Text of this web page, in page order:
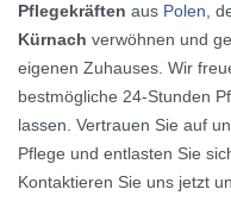
Pflegekräften aus Polen,
Kürnach verwöhnen und
eigenen Zuhauses. Wir
bestmögliche 24-Stunden
lassen. Vertrauen Sie auf
Pflege und entlasten Sie
Kontaktieren Sie uns jetzt